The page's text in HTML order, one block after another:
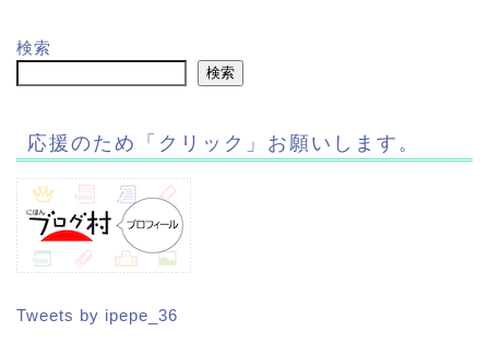
検索
検索
応援のため「クリック」お願いします。
Tweets by ipepe_36